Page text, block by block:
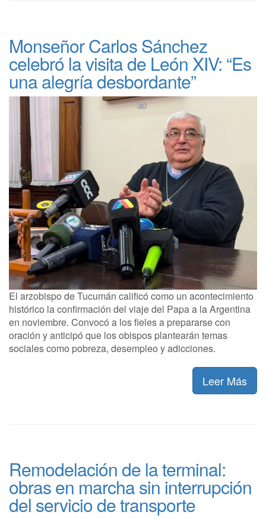
Monseñor Carlos Sánchez
celebró la visita de León XIV: “Es
una alegría desbordante”
El arzobispo de Tucumán calificó como un acontecimiento
histórico la confirmación del viaje del Papa a la Argentina
en noviembre. Convocó a los fieles a prepararse con
oración y anticipó que los obispos plantearán temas
sociales como pobreza, desempleo y adicciones.
Leer Más
Remodelación de la terminal:
obras en marcha sin interrupción
del servicio de transporte